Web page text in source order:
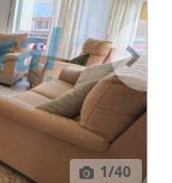
1/40